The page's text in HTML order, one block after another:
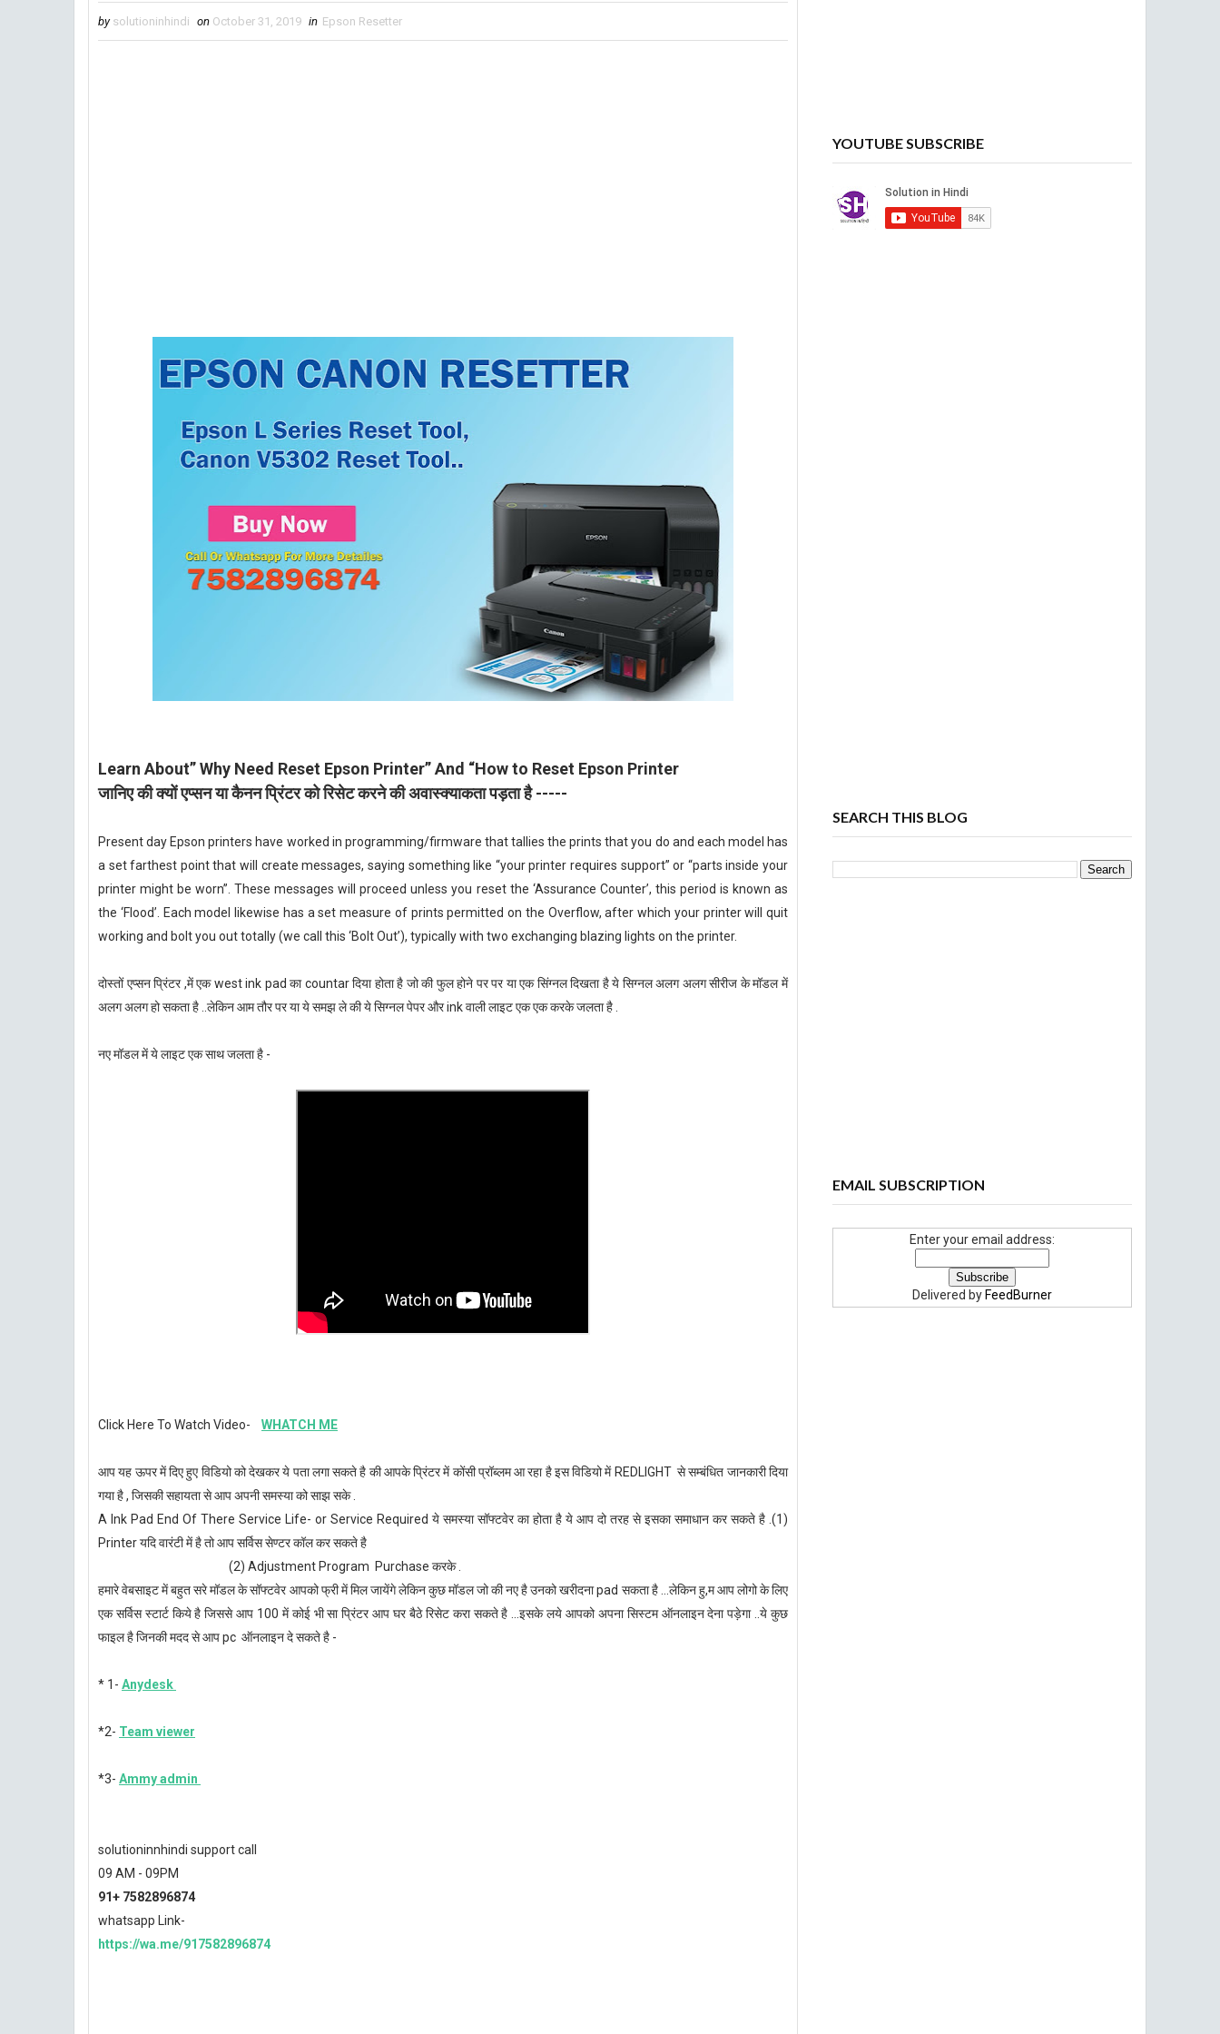
by solutioninhindi on October 31, 2019 in Epson Resetter
Learn About” Why Need Reset Epson Printer” And “How to Reset Epson Printer
जानिए की क्यों एप्सन या कैनन प्रिंटर को रिसेट करने की अवास्क्याकता पड़ता है -----
Present day Epson printers have worked in programming/firmware that tallies the prints that you do and each model has
a set farthest point that will create messages, saying something like “your printer requires support” or “parts inside your
printer might be worn”. These messages will proceed unless you reset the ‘Assurance Counter’, this period is known as
the ‘Flood’. Each model likewise has a set measure of prints permitted on the Overflow, after which your printer will quit
working and bolt you out totally (we call this ‘Bolt Out’), typically with two exchanging blazing lights on the printer.
दोस्तों एप्सन प्रिंटर ,में एक west ink pad का countar दिया होता है जो की फुल होने पर पर या एक सिंग्नल दिखता है ये सिग्नल अलग अलग सीरीज के मॉडल में
अलग अलग हो सकता है ..लेकिन आम तौर पर या ये समझ ले की ये सिग्नल पेपर और ink वाली लाइट एक एक करके जलता है .
नए मॉडल में ये लाइट एक साथ जलता है -
Click Here To Watch Video- WHATCH ME
आप यह ऊपर में दिए हुए विडियो को देखकर ये पता लगा सकते है की आपके प्रिंटर में कोंसी प्रॉब्लम आ रहा है इस विडियो में REDLIGHT से सम्बंधित जानकारी दिया
गया है , जिसकी सहायता से आप अपनी समस्या को साझ सके .
A Ink Pad End Of There Service Life- or Service Required ये समस्या सॉफ्टवेर का होता है ये आप दो तरह से इसका समाधान कर सकते है .(1)
Printer यदि वारंटी में है तो आप सर्विस सेण्टर कॉल कर सकते है
(2) Adjustment Program Purchase करके .
हमारे वेबसाइट में बहुत सरे मॉडल के सॉफ्टवेर आपको फ्री में मिल जायेंगे लेकिन कुछ मॉडल जो की नए है उनको खरीदना pad सकता है ...लेकिन हु,म आप लोगो के लिए
एक सर्विस स्टार्ट किये है जिससे आप 100 में कोई भी सा प्रिंटर आप घर बैठे रिसेट करा सकते है ...इसके लये आपको अपना सिस्टम ऑनलाइन देना पड़ेगा ..ये कुछ
फाइल है जिनकी मदद से आप pc ऑनलाइन दे सकते है -
* 1- Anydesk
*2- Team viewer
*3- Ammy admin
solutioninnhindi support call
09 AM - 09PM
91+ 7582896874
whatsapp Link-
https://wa.me/917582896874
YOUTUBE SUBSCRIBE
SEARCH THIS BLOG
EMAIL SUBSCRIPTION
Enter your email address:
Delivered by FeedBurner